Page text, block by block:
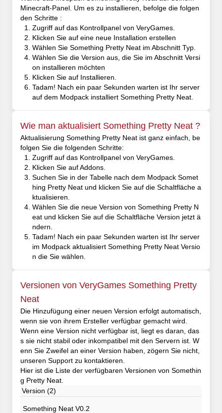
Minecraft-Panel. Um es zu installieren, befolge die folgen
den Schritte :
Zugriff auf das Kontrollpanel von VeryGames.
Klicken Sie auf eine neue Installation erstellen
Wählen Sie Something Pretty Neat im Abschnitt Typ.
Wählen Sie die Version aus, die Sie im Abschnitt Versi
on installieren möchten
Klicken Sie auf Installieren.
Tadam! Nach ein paar Sekunden warten ist Ihr server
auf dem Modpack installiert Something Pretty Neat.
Wie man aktualisiert Something Pretty Neat ?
Aktualisierung Something Pretty Neat ist ganz einfach, be
folgen Sie die folgenden Schritte:
Zugriff auf das Kontrollpanel von VeryGames.
Klicken Sie auf Addons.
Suchen Sie in der Tabelle nach dem Modpack Somet
hing Pretty Neat und klicken Sie auf die Schaltfläche a
ktualisieren.
Wählen Sie die neue Version von Something Pretty N
eat und klicken Sie auf die Schaltfläche Version jetzt ä
ndern.
Tadam! Nach ein paar Sekunden warten ist Ihr server
im Modpack aktualisiert Something Pretty Neat Versio
n die Sie wählen.
Versionen von VeryGames Something Pretty
Neat
Die Hinzufügung einer neuen Version erfolgt automatisch,
wenn sie von ihrem Ersteller verfügbar gemacht wird.
Wenn eine Version nicht verfügbar ist, liegt es daran, das
s sie nicht stabil oder inkompatibel mit den Servern ist. W
enn Sie Zweifel an einer Version haben, zögern Sie nicht,
unseren Support zu kontaktieren.
Hier ist die Liste der verfügbaren Versionen von Somethin
g Pretty Neat.
Version (2)
Something Neat V0.2